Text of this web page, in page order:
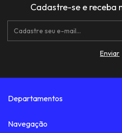
Cadastre-se e receba
Departamentos
Navegação